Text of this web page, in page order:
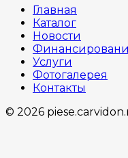
Главная
Каталог
Новости
Услуги
Фотогалерея
Контакты
© 2026